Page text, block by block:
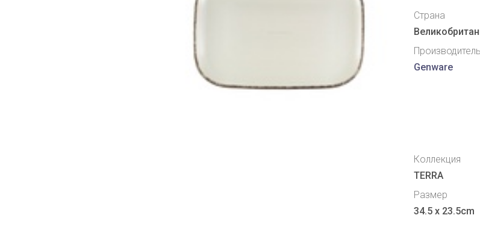
Страна
Производитель
Genware
Коллекция
TERRA
Размер
34.5 x 23.5cm